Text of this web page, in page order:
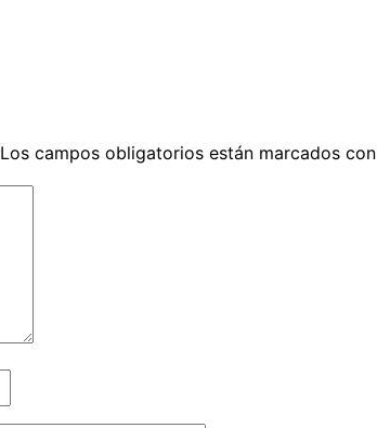
Los campos obligatorios están marcados con